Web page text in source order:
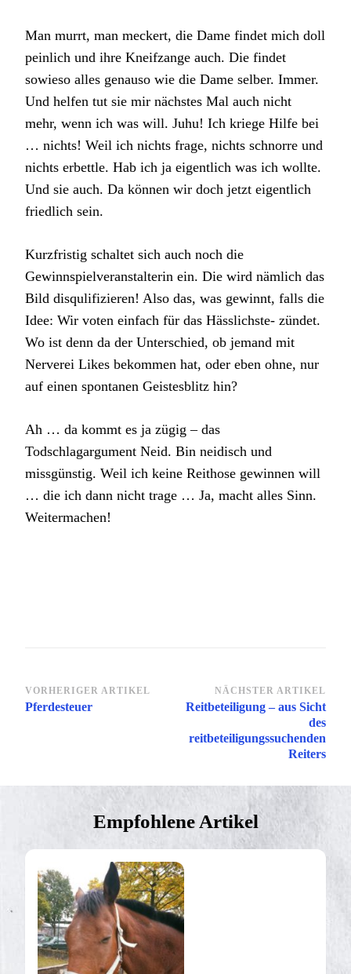
Man murrt, man meckert, die Dame findet mich doll
peinlich und ihre Kneifzange auch. Die findet
sowieso alles genauso wie die Dame selber. Immer.
Und helfen tut sie mir nächstes Mal auch nicht
mehr, wenn ich was will. Juhu! Ich kriege Hilfe bei
… nichts! Weil ich nichts frage, nichts schnorre und
nichts erbettle. Hab ich ja eigentlich was ich wollte.
Und sie auch. Da können wir doch jetzt eigentlich
friedlich sein.
Kurzfristig schaltet sich auch noch die
Gewinnspielveranstalterin ein. Die wird nämlich das
Bild disqulifizieren! Also das, was gewinnt, falls die
Idee: Wir voten einfach für das Hässlichste- zündet.
Wo ist denn da der Unterschied, ob jemand mit
Nerverei Likes bekommen hat, oder eben ohne, nur
auf einen spontanen Geistesblitz hin?
Ah … da kommt es ja zügig – das
Todschlagargument Neid. Bin neidisch und
missgünstig. Weil ich keine Reithose gewinnen will
… die ich dann nicht trage … Ja, macht alles Sinn.
Weitermachen!
Beitragsnavigation
VORHERIGER ARTIKEL
Pferdesteuer
NÄCHSTER ARTIKEL
Reitbeteiligung – aus Sicht
des
reitbeteiligungssuchenden
Reiters
Empfohlene Artikel